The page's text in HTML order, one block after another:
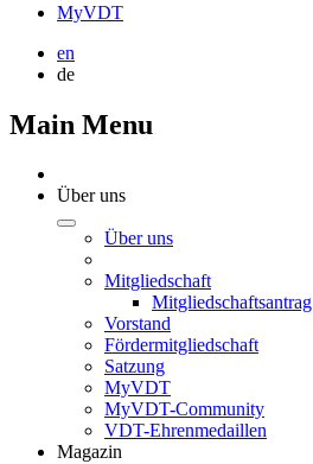
MyVDT
en
de
Main Menu
Über uns
Über uns
Mitgliedschaft
Mitgliedschaftsantrag
Vorstand
Fördermitgliedschaft
Satzung
MyVDT
MyVDT-Community
VDT-Ehrenmedaillen
Magazin